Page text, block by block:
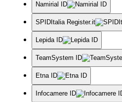
Namirial ID
SPIDItalia Register.it
Lepida ID
TeamSystem ID
Etna ID
Infocamere ID